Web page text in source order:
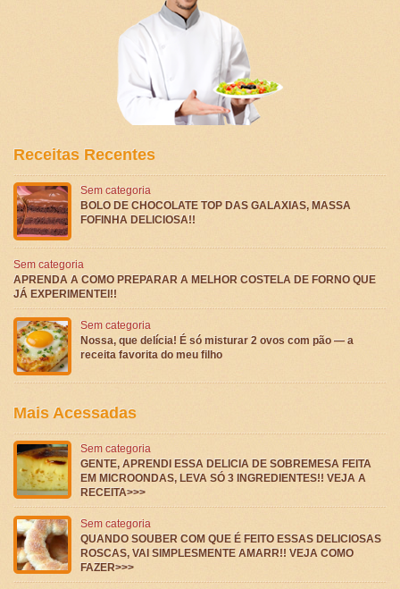
Receitas Recentes
Sem categoria
BOLO DE CHOCOLATE TOP DAS GALAXIAS, MASSA
FOFINHA DELICIOSA!!
Sem categoria
APRENDA A COMO PREPARAR A MELHOR COSTELA DE FORNO QUE
JÁ EXPERIMENTEI!!
Sem categoria
Nossa, que delícia! É só misturar 2 ovos com pão — a
receita favorita do meu filho
Mais Acessadas
Sem categoria
GENTE, APRENDI ESSA DELICIA DE SOBREMESA FEITA
EM MICROONDAS, LEVA SÓ 3 INGREDIENTES!! VEJA A
RECEITA>>>
Sem categoria
QUANDO SOUBER COM QUE É FEITO ESSAS DELICIOSAS
ROSCAS, VAI SIMPLESMENTE AMARR!! VEJA COMO
FAZER>>>